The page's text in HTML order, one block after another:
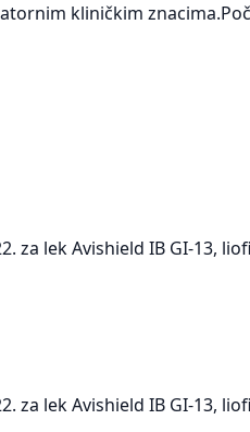
kliničkim
za lek Avishield IB GI-13,
za lek Avishield IB GI-13,